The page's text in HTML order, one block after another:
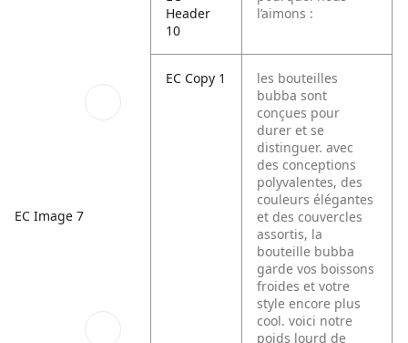
EC Image 7
Header
10
l’aimons :
EC Copy 1
les bouteilles
bubba sont
conçues pour
durer et se
distinguer. avec
des conceptions
polyvalentes, des
couleurs élégantes
et des couvercles
assortis, la
bouteille bubba
garde vos boissons
froides et votre
style encore plus
cool. voici notre
poids lourd de